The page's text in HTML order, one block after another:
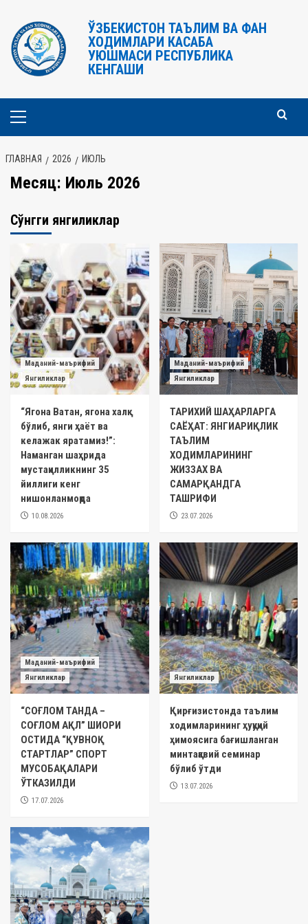
содержимому
ЎЗБЕКИСТОН ТАЪЛИМ ВА ФАН
ХОДИМЛАРИ КАСАБА
УЮШМАСИ РЕСПУБЛИКА
КЕНГАШИ
Основное
ГЛАВНАЯ 2026 ИЮЛЬ
Месяц: Июль 2026
Сўнгги янгиликлар
Маданий-маърифий
Янгиликлар
“Ягона Ватан, ягона халқ
бўлиб, янги ҳаёт ва
келажак яратамиз!”:
Наманган шаҳрида
мустақилликнинг 35
йиллиги кенг
нишонланмоқда
10.08.2026
Маданий-маърифий
Янгиликлар
ТАРИХИЙ ШАҲАРЛАРГА
САЁҲАТ: ЯНГИАРИҚЛИК
ТАЪЛИМ
ХОДИМЛАРИНИНГ
ЖИЗЗАХ ВА
САМАРҚАНДГА
ТАШРИФИ
23.07.2026
Маданий-маърифий
Янгиликлар
“СОҒЛОМ ТАНДА –
СОҒЛОМ АҚЛ” ШИОРИ
ОСТИДА “ҚУВНОҚ
СТАРТЛАР” СПОРТ
МУСОБАҚАЛАРИ
ЎТКАЗИЛДИ
17.07.2026
Янгиликлар
Қирғизистонда таълим
ходимларининг ҳуқуқий
ҳимоясига бағишланган
минтақавий семинар
бўлиб ўтди
13.07.2026